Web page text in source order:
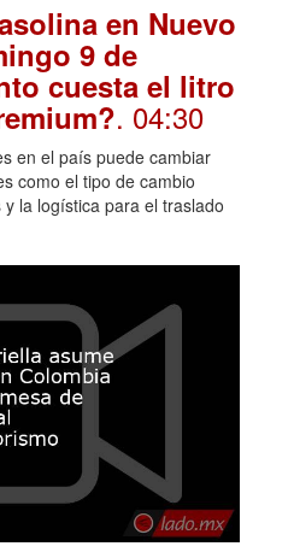
en Nuevo
9 de
cuesta el litro
. 04:30
en el país puede cambiar
como el tipo de cambio
la logística para el traslado